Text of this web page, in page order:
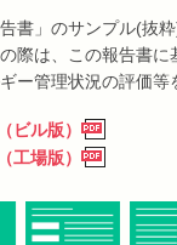
書」のサンプル(抜
際は、この報告書に
ー管理状況の評価等
ビル版）
工場版）